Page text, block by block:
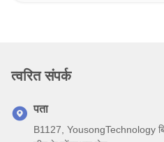
त्वरित संपर्क
पता
B1127, YousongTechnology